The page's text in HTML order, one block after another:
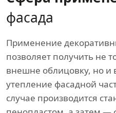
фасада
Применение
позволяет получить не
внешне облицовку, но и
утепление фасадной
случае производится